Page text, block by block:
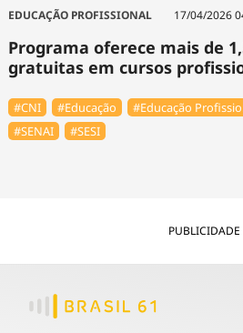
EDUCAÇÃO PROFISSIONAL 17/04/2026
Programa oferece mais de
gratuitas em cursos
#CNI #Educação #Educação
#SENAI
#SESI
PUBLICIDADE